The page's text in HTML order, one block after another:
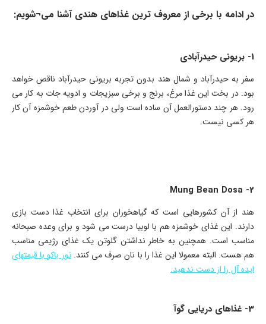
در ادامه با برخی از معروف ترین غذاهای هندی آشنا می¬شویم:
1- بریونی حیدرآبادی
سفر به حیدرآباد و شمال هند بدون تجربه بریونی حیدرآباد ناقص خواهد
بود. در بخت این غذا مرغ، برنج و برخی سبزیجات و ادویه جات به کار می
رود. هر چند دستورالعمل آن ساده است ولی در آوردن طعم خوشمزه آن کار
هر کسی نیست.
2- Mung Bean Dosa
هند از آن کشورهایی است که گیاهخوران برای انتخاب غذا دست بازی
دارند. این غذای خوشمزه هم با لوبیا درست می شود و برای وعده صبحانه
مناسب است. همچنین به خاطر نداشتن گلوتن یک غذای رژیمی مناسب
هم هست. البته معمولا این غذا را با نان صرف می کنند.تور باکو با قیمتهای
ایده آل را از دست ندهید.
3- غذاهای دریایی گوآ